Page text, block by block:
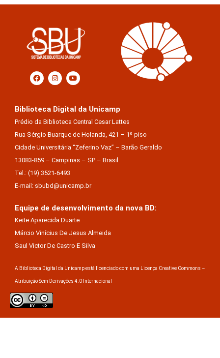
Biblioteca Digital da Unicamp
Prédio da Biblioteca Central Cesar Lattes
Rua Sérgio Buarque de Holanda, 421 – 1º piso
Cidade Universitária “Zeferino Vaz” – Barão Geraldo
13083-859 – Campinas – SP – Brasil
Tel.: (19) 3521-6493
E-mail: sbubd@unicamp.br
Equipe de desenvolvimento da nova BD:
Keite Aparecida Duarte
Márcio Vinícius De Jesus Almeida
Saul Victor De Castro E Silva
A Biblioteca Digital da Unicamp está licenciado com uma Licença Creative Commons –
Atribuição Sem Derivações 4.0 Internacional